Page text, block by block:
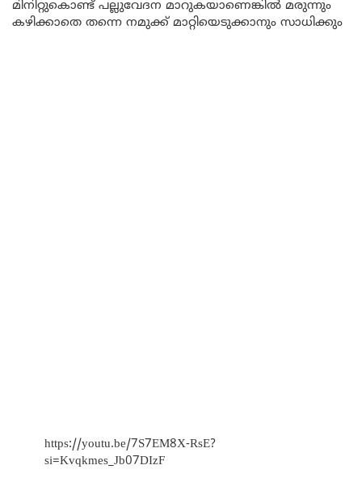
മിനിറ്റുകൊണ്ട് പല്ലുവേദന മാറുകയാണെങ്കിൽ മരുന്നും
കഴിക്കാതെ തന്നെ നമുക്ക് മാറ്റിയെടുക്കാനും സാധിക്കും
https://youtu.be/7S7EM8X-RsE?
si=Kvqkmes_Jb07DIzF